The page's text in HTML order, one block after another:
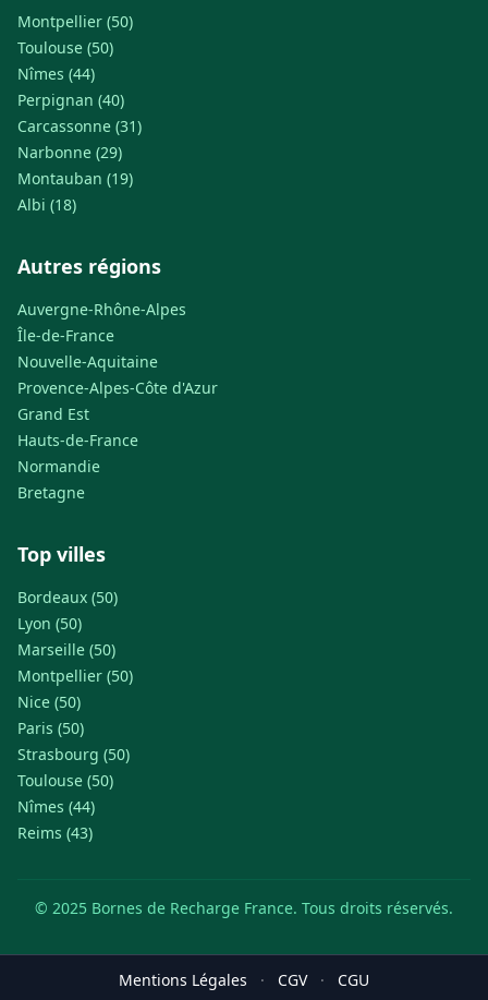
Montpellier (50)
Toulouse (50)
Nîmes (44)
Perpignan (40)
Carcassonne (31)
Narbonne (29)
Montauban (19)
Albi (18)
Autres régions
Auvergne-Rhône-Alpes
Île-de-France
Nouvelle-Aquitaine
Provence-Alpes-Côte d'Azur
Grand Est
Hauts-de-France
Normandie
Bretagne
Top villes
Bordeaux (50)
Lyon (50)
Marseille (50)
Montpellier (50)
Nice (50)
Paris (50)
Strasbourg (50)
Toulouse (50)
Nîmes (44)
Reims (43)
© 2025 Bornes de Recharge France. Tous droits réservés.
Mentions Légales · CGV · CGU